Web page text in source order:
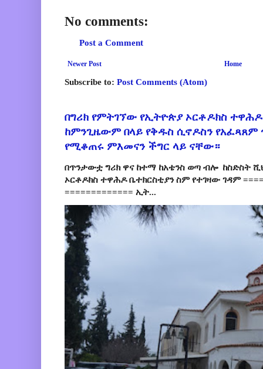
No comments:
Post a Comment
Newer Post Home
Subscribe to: Post Comments (Atom)
በግሪክ የምትገኘው የኢትዮጵያ ኦርቶዶክስ
ከምንጊዜውም በላይ የቅዱስ ሲኖዶስን የአፈጻጸም
የሚቆጠሩ ምእመናን ችግር ላይ ናቸው።
በጥንታውቷ ግሪክ ዋና ከተማ ከአቴንስ ወጣ ብሎ ከስድስት
ኦርቶዶክስ ተዋሕዶ ቤተክርስቲያን ስም የተገዛው ገዳም
============= ኢት...